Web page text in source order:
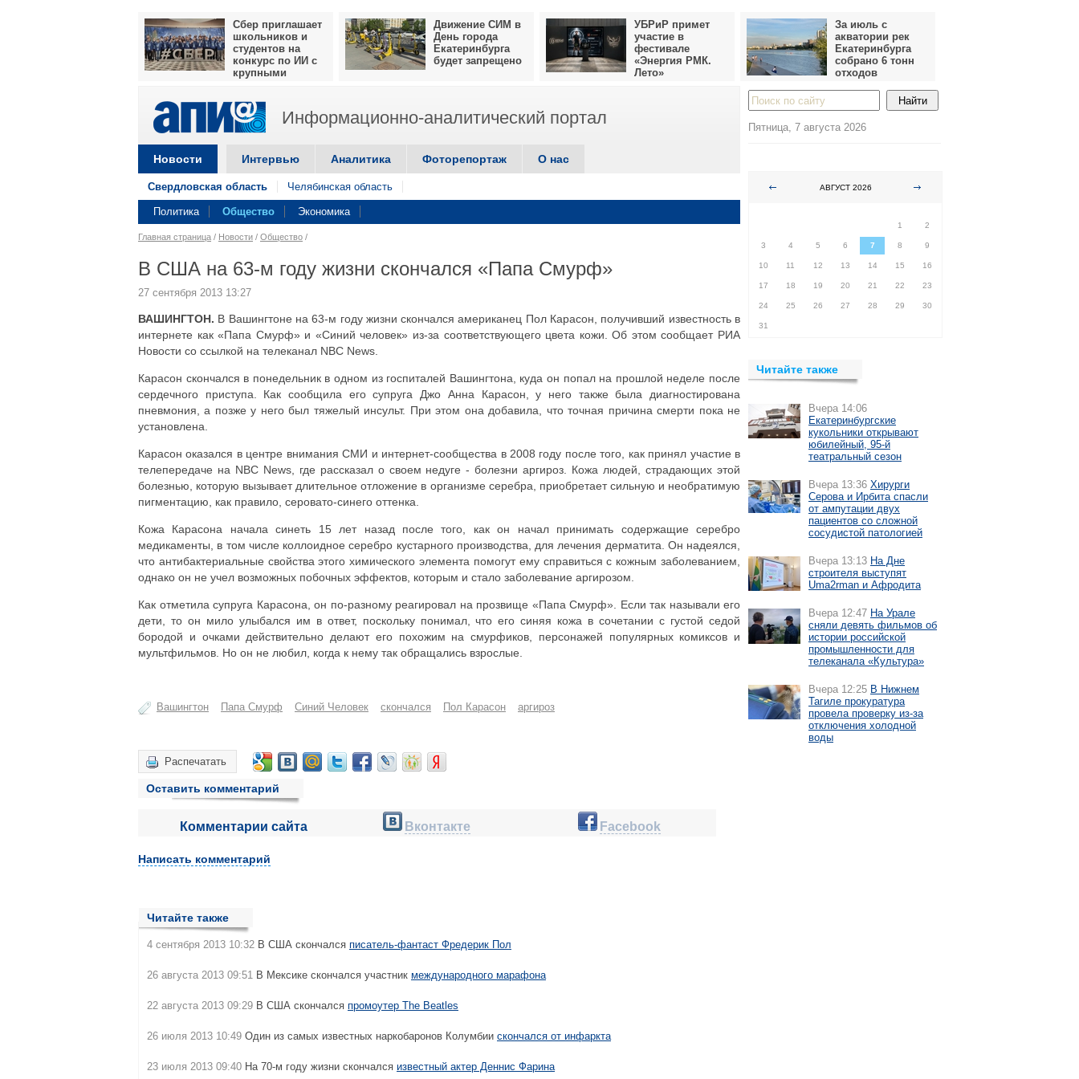
Сбер приглашает
школьников и
студентов на
конкурс по ИИ с
крупными
Движение СИМ в
День города
Екатеринбурга
будет запрещено
УБРиР примет
участие в
фестивале
«Энергия РМК.
Лето»
За июль с
акватории рек
Екатеринбурга
собрано 6 тонн
отходов
Информационно-аналитический портал
Новости Интервью Аналитика Фоторепортаж О нас
Свердловская область Челябинская область
Политика Общество Экономика
Главная страница / Новости / Общество /
В США на 63-м году жизни скончался «Папа Смурф»
27 сентября 2013 13:27
ВАШИНГТОН. В Вашингтоне на 63-м году жизни скончался американец Пол Карасон, получивший известность в
интернете как «Папа Смурф» и «Синий человек» из-за соответствующего цвета кожи. Об этом сообщает РИА
Новости со ссылкой на телеканал NBC News.
Карасон скончался в понедельник в одном из госпиталей Вашингтона, куда он попал на прошлой неделе после
сердечного приступа. Как сообщила его супруга Джо Анна Карасон, у него также была диагностирована
пневмония, а позже у него был тяжелый инсульт. При этом она добавила, что точная причина смерти пока не
установлена.
Карасон оказался в центре внимания СМИ и интернет-сообщества в 2008 году после того, как принял участие в
телепередаче на NBC News, где рассказал о своем недуге - болезни аргироз. Кожа людей, страдающих этой
болезнью, которую вызывает длительное отложение в организме серебра, приобретает сильную и необратимую
пигментацию, как правило, серовато-синего оттенка.
Кожа Карасона начала синеть 15 лет назад после того, как он начал принимать содержащие серебро
медикаменты, в том числе коллоидное серебро кустарного производства, для лечения дерматита. Он надеялся,
что антибактериальные свойства этого химического элемента помогут ему справиться с кожным заболеванием,
однако он не учел возможных побочных эффектов, которым и стало заболевание аргирозом.
Как отметила супруга Карасона, он по-разному реагировал на прозвище «Папа Смурф». Если так называли его
дети, то он мило улыбался им в ответ, поскольку понимал, что его синяя кожа в сочетании с густой седой
бородой и очками действительно делают его похожим на смурфиков, персонажей популярных комиксов и
мультфильмов. Но он не любил, когда к нему так обращались взрослые.
Вашингтон Папа Смурф Синий Человек скончался Пол Карасон аргироз
Распечатать
Оставить комментарий
Комментарии сайта Вконтакте Facebook
Написать комментарий
Читайте также
4 сентября 2013 10:32 В США скончался писатель-фантаст Фредерик Пол
26 августа 2013 09:51 В Мексике скончался участник международного марафона
22 августа 2013 09:29 В США скончался промоутер The Beatles
26 июля 2013 10:49 Один из самых известных наркобаронов Колумбии скончался от инфаркта
23 июля 2013 09:40 На 70-м году жизни скончался известный актер Деннис Фарина
Пятница, 7 августа 2026
АВГУСТ 2026
1
2
3 4 5 6 7 8 9
10 11 12 13 14 15 16
17 18 19 20 21 22 23
24 25 26 27 28 29 30
31
Читайте также
Вчера 14:06
Екатеринбургские
кукольники открывают
юбилейный, 95-й
театральный сезон
Вчера 13:36 Хирурги
Серова и Ирбита спасли
от ампутации двух
пациентов со сложной
сосудистой патологией
Вчера 13:13 На Дне
строителя выступят
Uma2rman и Афродита
Вчера 12:47 На Урале
сняли девять фильмов об
истории российской
промышленности для
телеканала «Культура»
Вчера 12:25 В Нижнем
Тагиле прокуратура
провела проверку из-за
отключения холодной
воды